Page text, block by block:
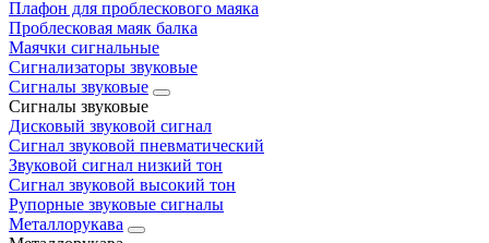
Плафон для проблескового маяка
Проблесковая маяк балка
Маячки сигнальные
Сигнализаторы звуковые
Сигналы звуковые
Сигналы звуковые
Дисковый звуковой сигнал
Сигнал звуковой пневматический
Звуковой сигнал низкий тон
Сигнал звуковой высокий тон
Рупорные звуковые сигналы
Металлорукава